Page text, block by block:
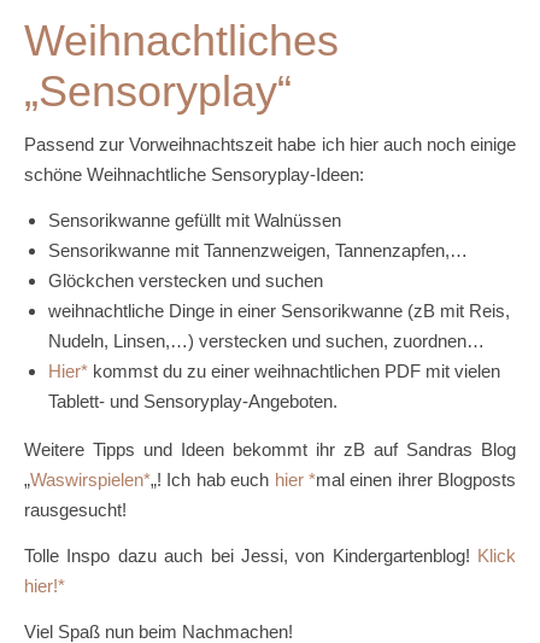
Weihnachtliches
„Sensoryplay“
Passend zur Vorweihnachtszeit habe ich hier auch noch einige
schöne Weihnachtliche Sensoryplay-Ideen:
Sensorikwanne gefüllt mit Walnüssen
Sensorikwanne mit Tannenzweigen, Tannenzapfen,…
Glöckchen verstecken und suchen
weihnachtliche Dinge in einer Sensorikwanne (zB mit Reis,
Nudeln, Linsen,…) verstecken und suchen, zuordnen…
Hier
kommst du zu einer weihnachtlichen PDF mit vielen
Tablett- und Sensoryplay-Angeboten.
Weitere Tipps und Ideen bekommt ihr zB auf Sandras Blog
„Waswirspielen „! Ich hab euch hier mal einen ihrer Blogposts
rausgesucht!
Tolle Inspo dazu auch bei Jessi, von Kindergartenblog! Klick
hier!
Viel Spaß nun beim Nachmachen!